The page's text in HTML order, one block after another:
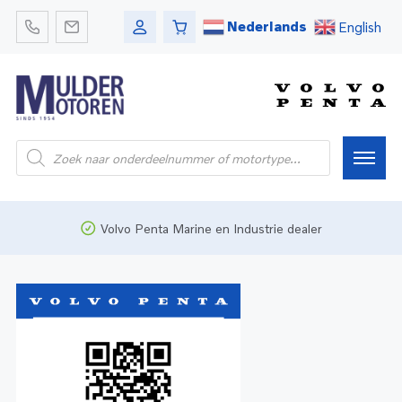
Nederlands English
Onderdelen
Bedrijfsvaart
Volvo Penta Marine en Industrie dealer